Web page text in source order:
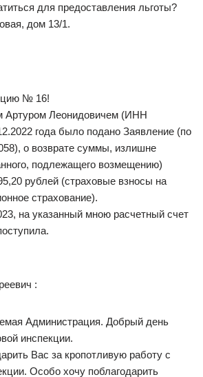
для предоставления льготы?
дом 13/1.
№ 16!
Артуром Леонидовичем (ИНН
года было подано Заявление (по
о возврате суммы, излишне
подлежащего возмещению)
рублей (страховые взносы на
страхование).
на указанный мною расчетный счет
:
Администрация. Добрый день
инспекции.
Вас за кропотливую работу с
Особо хочу поблагодарить